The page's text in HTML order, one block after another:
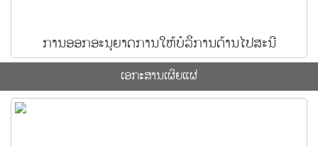
ການອອກອະນຸຍາດການໃຫ້ບໍລິການດ້ານໄປສະນີ
ເອ​ກະ​ສານ​ເຜິຍ​ແຜ່